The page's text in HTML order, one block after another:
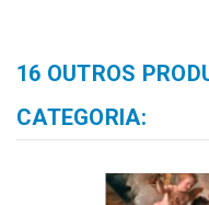
16 OUTROS
CATEGORIA: